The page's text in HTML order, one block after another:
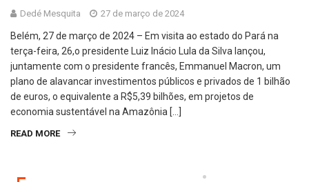
Dedé Mesquita 27 de março de 2024
Belém, 27 de março de 2024 – Em visita ao estado do Pará na
terça-feira, 26,o presidente Luiz Inácio Lula da Silva lançou,
juntamente com o presidente francês, Emmanuel Macron, um
plano de alavancar investimentos públicos e privados de 1 bilhão
de euros, o equivalente a R$5,39 bilhões, em projetos de
economia sustentável na Amazônia […]
READ MORE